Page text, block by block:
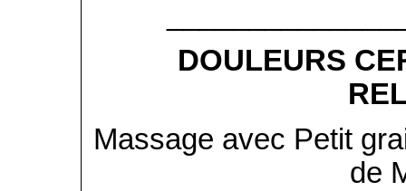
DOULEURS
Massage avec Petit
de